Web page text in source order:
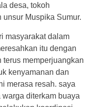
desa, tokoh
unsur Muspika Sumur.
masyarakat dalam
itu dengan
memperjuangkan
kenyamanan dan
merasa resah. saya
diterkam buaya